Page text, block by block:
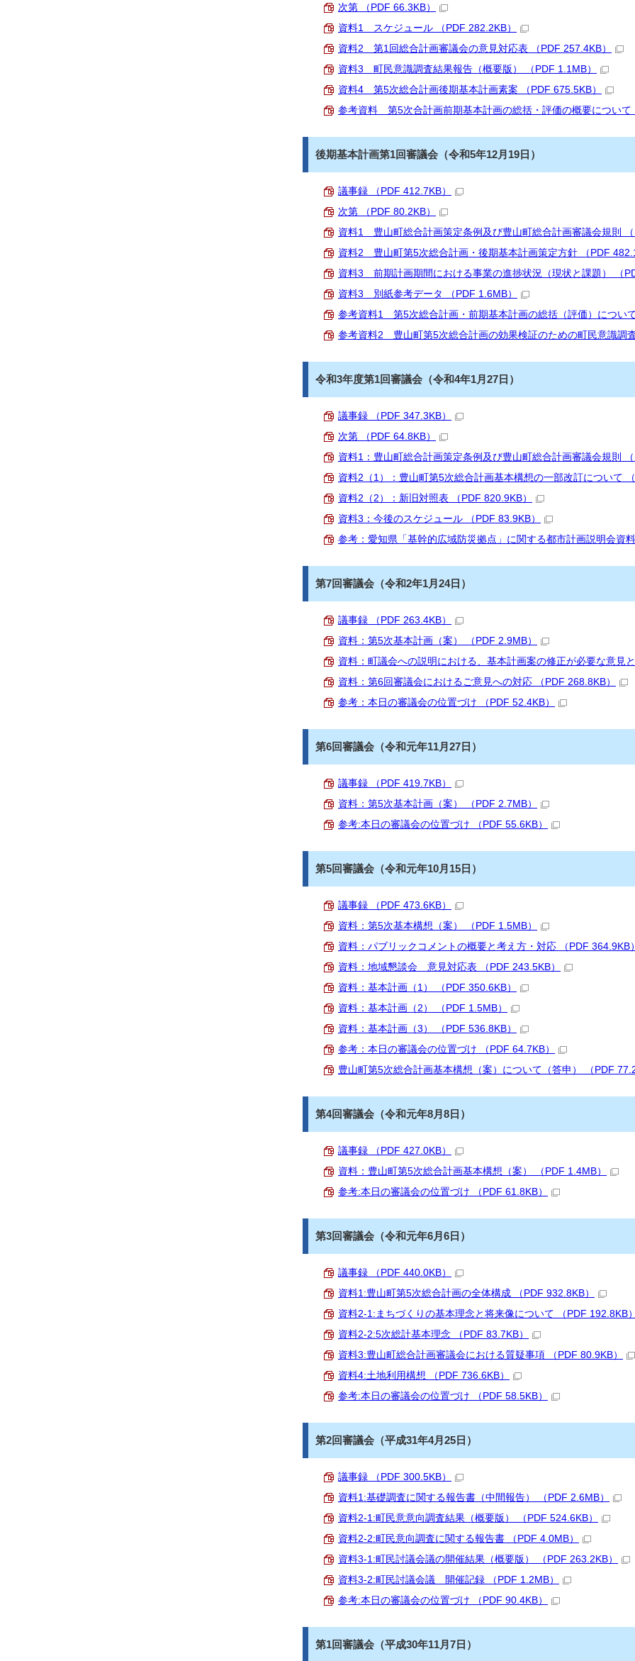
次第 （PDF 66.3KB）
資料1 スケジュール （PDF 282.2KB）
資料2 第1回総合計画審議会の意見対応表 （PDF 257.4KB）
資料3 町民意識調査結果報告（概要版） （PDF 1.1MB）
資料4 第5次総合計画後期基本計画素案 （PDF 675.5KB）
参考資料 第5次合計画前期基本計画の総括・評価の概要について
後期基本計画第1回審議会（令和5年12月19日）
議事録 （PDF 412.7KB）
次第 （PDF 80.2KB）
資料1 豊山町総合計画策定条例及び豊山町総合計画審議会規則
資料2 豊山町第5次総合計画・後期基本計画策定方針 （PDF
資料3 前期計画期間における事業の進捗状況（現状と課題） （
資料3 別紙参考データ （PDF 1.6MB）
参考資料1 第5次総合計画・前期基本計画の総括（評価）につい
参考資料2 豊山町第5次総合計画の効果検証のための町民意識調
令和3年度第1回審議会（令和4年1月27日）
議事録 （PDF 347.3KB）
次第 （PDF 64.8KB）
資料1：豊山町総合計画策定条例及び豊山町総合計画審議会規則
資料2（1）：豊山町第5次総合計画基本構想の一部改訂について
資料2（2）：新旧対照表 （PDF 820.9KB）
資料3：今後のスケジュール （PDF 83.9KB）
参考：愛知県「基幹的広域防災拠点」に関する都市計画説明会資
第7回審議会（令和2年1月24日）
議事録 （PDF 263.4KB）
資料：第5次基本計画（案） （PDF 2.9MB）
資料：町議会への説明における、基本計画案の修正が必要な意見
資料：第6回審議会におけるご意見への対応 （PDF 268.8KB）
参考：本日の審議会の位置づけ （PDF 52.4KB）
第6回審議会（令和元年11月27日）
議事録 （PDF 419.7KB）
資料：第5次基本計画（案） （PDF 2.7MB）
参考:本日の審議会の位置づけ （PDF 55.6KB）
第5回審議会（令和元年10月15日）
議事録 （PDF 473.6KB）
資料：第5次基本構想（案） （PDF 1.5MB）
資料：パブリックコメントの概要と考え方・対応 （PDF 364.9KB
資料：地域懇談会 意見対応表 （PDF 243.5KB）
資料：基本計画（1） （PDF 350.6KB）
資料：基本計画（2） （PDF 1.5MB）
資料：基本計画（3） （PDF 536.8KB）
参考：本日の審議会の位置づけ （PDF 64.7KB）
豊山町第5次総合計画基本構想（案）について（答申） （PDF
第4回審議会（令和元年8月8日）
議事録 （PDF 427.0KB）
資料：豊山町第5次総合計画基本構想（案） （PDF 1.4MB）
参考:本日の審議会の位置づけ （PDF 61.8KB）
第3回審議会（令和元年6月6日）
議事録 （PDF 440.0KB）
資料1:豊山町第5次総合計画の全体構成 （PDF 932.8KB）
資料2‐1:まちづくりの基本理念と将来像について （PDF 192.8KB
資料2‐2:5次総計基本理念 （PDF 83.7KB）
資料3:豊山町総合計画審議会における質疑事項 （PDF 80.9KB）
資料4:土地利用構想 （PDF 736.6KB）
参考:本日の審議会の位置づけ （PDF 58.5KB）
第2回審議会（平成31年4月25日）
議事録 （PDF 300.5KB）
資料1:基礎調査に関する報告書（中間報告） （PDF 2.6MB）
資料2‐1:町民意意向調査結果（概要版） （PDF 524.6KB）
資料2‐2:町民意向調査に関する報告書 （PDF 4.0MB）
資料3-1:町民討議会議の開催結果（概要版） （PDF 263.2KB）
資料3‐2:町民討議会議 開催記録 （PDF 1.2MB）
参考:本日の審議会の位置づけ （PDF 90.4KB）
第1回審議会（平成30年11月7日）